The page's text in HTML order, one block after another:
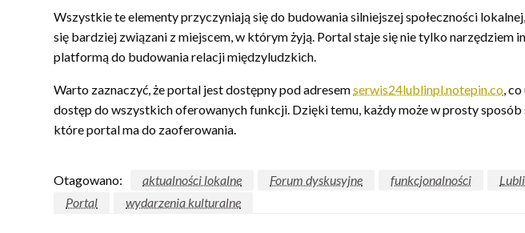
Wszystkie te elementy przyczyniają się do budowania silniejszej społeczności
się bardziej związani z miejscem, w którym żyją. Portal staje się nie tylko narzędziem
platformą do budowania relacji międzyludzkich.
Warto zaznaczyć, że portal jest dostępny pod adresemserwis24lublinpl.notepin.co,
dostęp do wszystkich oferowanych funkcji. Dzięki temu, każdy może w prosty
które portal ma do zaoferowania.
Otagowano: aktualności lokalne Forum dyskusyjne funkcjonalności
Portal
wydarzenia kulturalne